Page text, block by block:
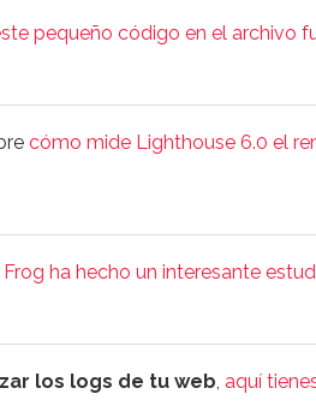
pequeño código en el archivo
cómo mide Lighthouse 6.0 el
ha hecho un interesante
los logs de tu web aquí